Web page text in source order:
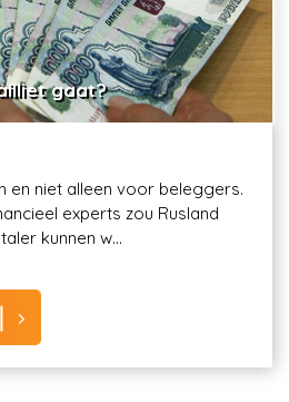
gaat?
en niet alleen voor beleggers.
experts zou Rusland
kunnen w...